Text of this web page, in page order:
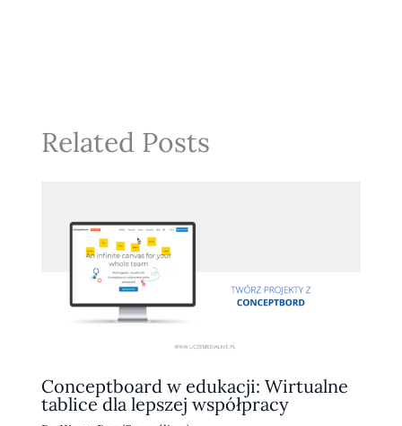
Related Posts
Conceptboard w edukacji: Wirtualne
tablice dla lepszej współpracy